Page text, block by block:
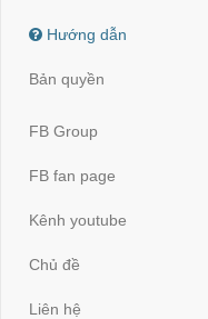
Hướng dẫn
Bản quyền
FB Group
FB fan page
Kênh youtube
Chủ đề
Liên hệ